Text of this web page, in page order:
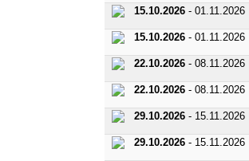
15.10.2026- 01.11.2026
15.10.2026- 01.11.2026
22.10.2026- 08.11.2026
22.10.2026- 08.11.2026
29.10.2026- 15.11.2026
29.10.2026- 15.11.2026